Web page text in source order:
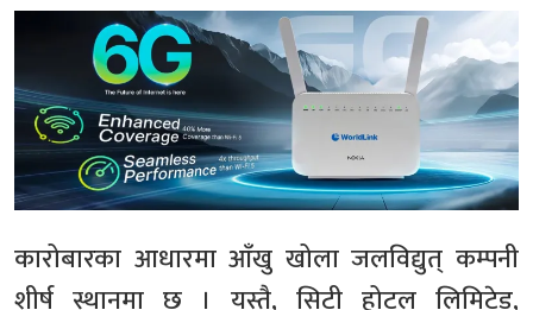
कारोबारका आधारमा आँखु खोला जलविद्युत् कम्पनी